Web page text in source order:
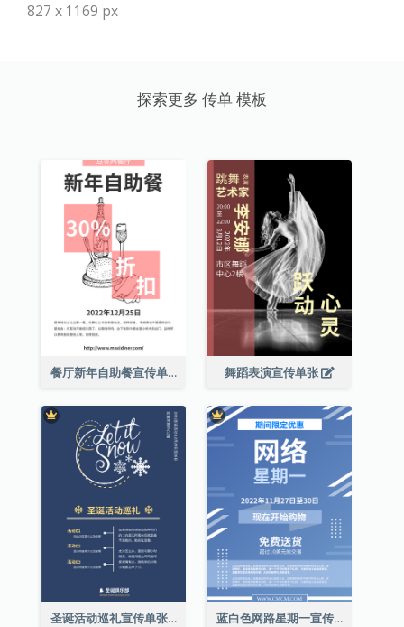
827 x 1169 px
探索更多 传单 模板
餐厅新年自助餐宣传单张 舞蹈表演宣传单张
圣诞活动巡礼宣传单张(附介绍) 蓝白色网路星期一宣传单张